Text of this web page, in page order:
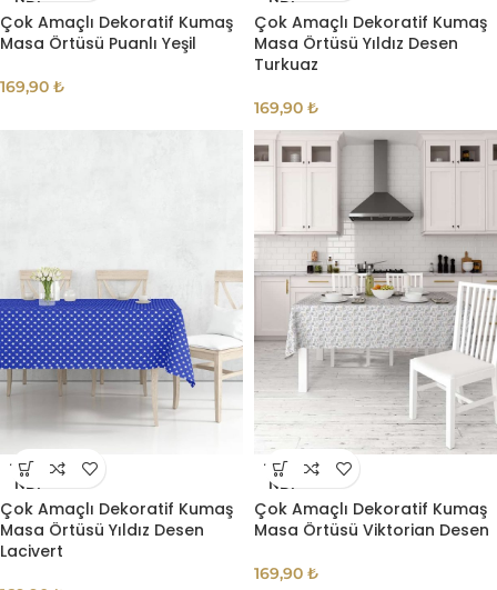
Çok Amaçlı Dekoratif Kumaş
Masa Örtüsü Puanlı Yeşil
169,90 ₺
Çok Amaçlı Dekoratif Kumaş
Masa Örtüsü Yıldız Desen
Turkuaz
169,90 ₺
TÜKE
NDI
Çok Amaçlı Dekoratif Kumaş
Masa Örtüsü Yıldız Desen
Lacivert
TÜKE
NDI
Çok Amaçlı Dekoratif Kumaş
Masa Örtüsü Viktorian Desen
169,90 ₺